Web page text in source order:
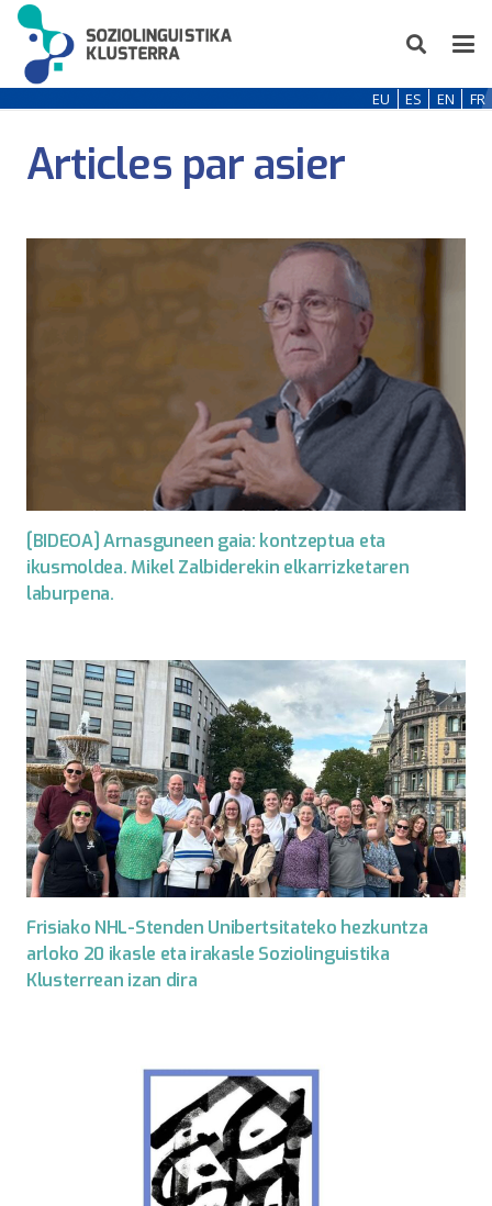
EU ES EN FR
Articles par asier
[BIDEOA] Arnasguneen gaia: kontzeptua eta
ikusmoldea. Mikel Zalbiderekin elkarrizketaren
laburpena.
Frisiako NHL-Stenden Unibertsitateko hezkuntza
arloko 20 ikasle eta irakasle Soziolinguistika
Klusterrean izan dira